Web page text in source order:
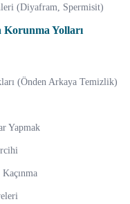
(Diyafram, Spermisit)
Yolları
(Önden Arkaya Temizlik)
Yapmak